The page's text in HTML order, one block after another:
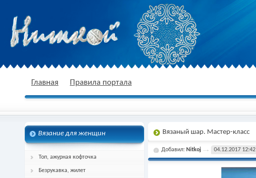
спицами, схема и описание
Главная Правила портала
Вязание для женщин
Топ, ажурная кофточка
Безрукавка, жилет
Вязаный шар. Мастер-класс
Добавил: Nitkoj 04.12.2017 12:42